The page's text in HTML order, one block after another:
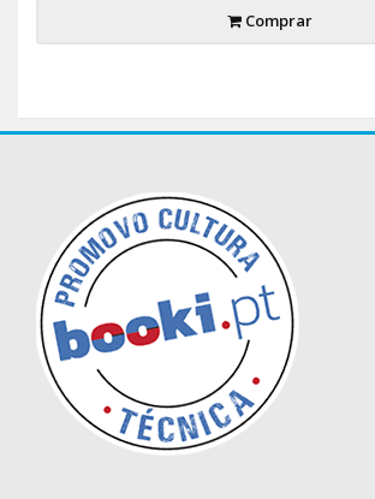
Comprar